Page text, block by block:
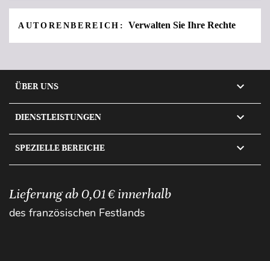
AUTORENBEREICH: Verwalten Sie Ihre Rechte
ÜBER UNS 
DIENSTLEISTUNGEN 
SPEZIELLE BEREICHE 
Lieferung ab 0,01 € innerhalb
des französischen Festlands